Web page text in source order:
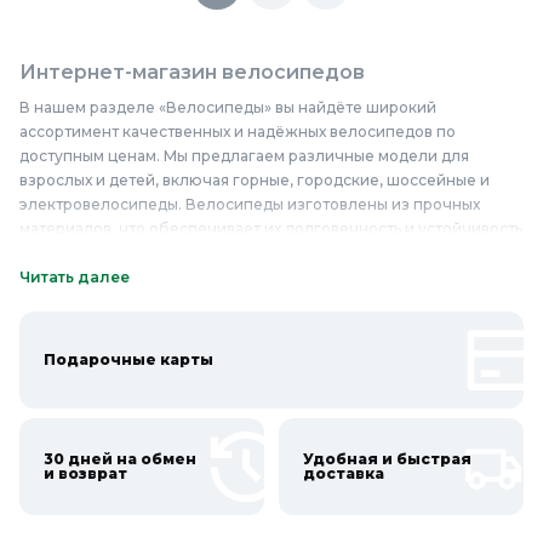
Интернет-магазин велосипедов
В нашем разделе «Велосипеды» вы найдёте широкий
ассортимент качественных и надёжных велосипедов по
доступным ценам. Мы предлагаем различные модели для
взрослых и детей, включая горные, городские, шоссейные и
электровелосипеды. Велосипеды изготовлены из прочных
материалов, что обеспечивает их долговечность и устойчивость
недорого, при этом не жертвуя качеством. Мы тщательно
подходят для активного отдыха, спортивных тренировок и
безопасностью во время каждой поездки!
Читать далее
Подарочные карты
30 дней на обмен
и возврат
Удобная и быстрая
доставка